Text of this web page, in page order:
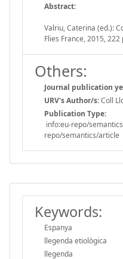
Abstract:
Valriu, Caterina (ed.):
Flies France, 2015, 222
Others:
Journal publication
URV's Author/s:Coll
Publication Type:
info:eu-repo/
repo/semantics/article
Keywords:
Espanya
llegenda etiològica
llegenda